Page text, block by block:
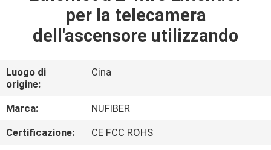
CIRCA
GIRO
DELLA
FABBRICA
per la telecamera
dell'ascensore utilizzando
Luogo di
origine:
Cina
Marca:
NUFIBER
Certificazione:
CE FCC ROHS